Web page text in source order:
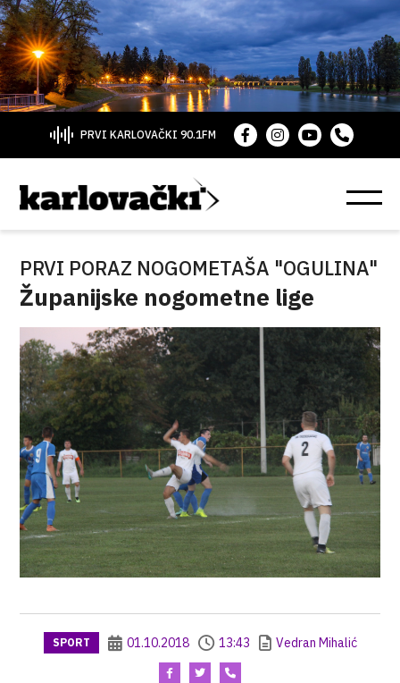
PRVI KARLOVAČKI 90.1FM
PRVI PORAZ NOGOMETAŠA "OGULINA"
Županijske nogometne lige
SPORT 01.10.2018 13:43 Vedran Mihalić